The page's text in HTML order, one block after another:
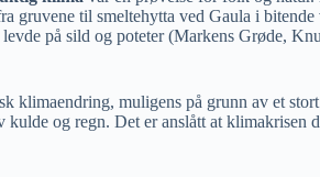
gruvene til smeltehytta ved Gaula i
på sild og poteter (Markens Grøde,
klimaendring, muligens på grunn av et
og regn. Det er anslått at